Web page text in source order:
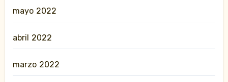
mayo 2022
abril 2022
marzo 2022